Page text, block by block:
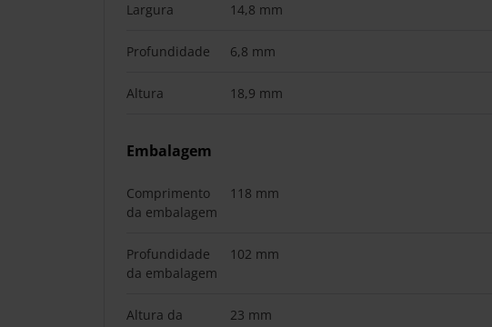
Largura 14,8 mm
Profundidade 6,8 mm
Altura 18,9 mm
Embalagem
Comprimento
da embalagem
118 mm
Profundidade
da embalagem
102 mm
Altura da
23 mm